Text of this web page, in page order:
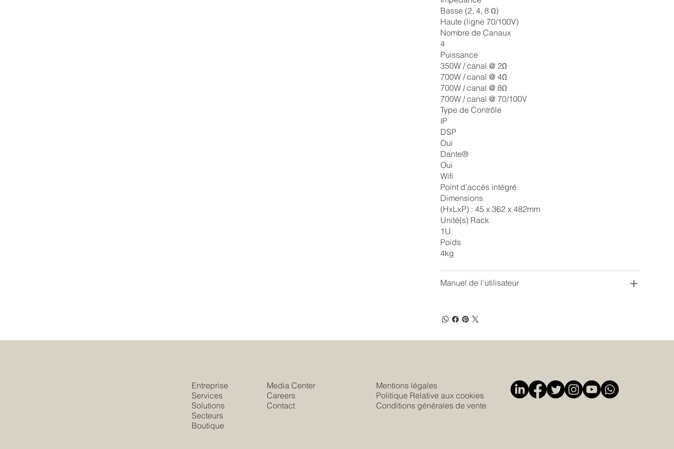
Basse (2, 4, 8 Ω)
Haute (ligne 70/100V)
Nombre de Canaux
4
Puissance
350W / canal @ 2Ω
700W / canal @ 4Ω
700W / canal @ 8Ω
700W / canal @ 70/100V
Type de Contrôle
IP
DSP
Oui
Dante®
Oui
Wifi
Point d'accès intégré
Dimensions
(HxLxP) : 45 x 362 x 482mm
Unité(s) Rack
1U
Poids
4kg
Manuel de l'utilisateur
Entreprise
Services
Solutions
Secteurs
Boutique
Media Center
Careers
Contact
Mentions légales
Politique Relative aux cookies
Conditions générales de vente